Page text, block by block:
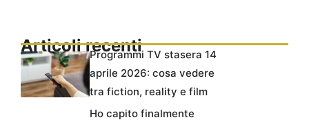
Articoli recentiProgrammi TV stasera 14
aprile 2026: cosa vedere
tra fiction, reality e film
Ho capito finalmente